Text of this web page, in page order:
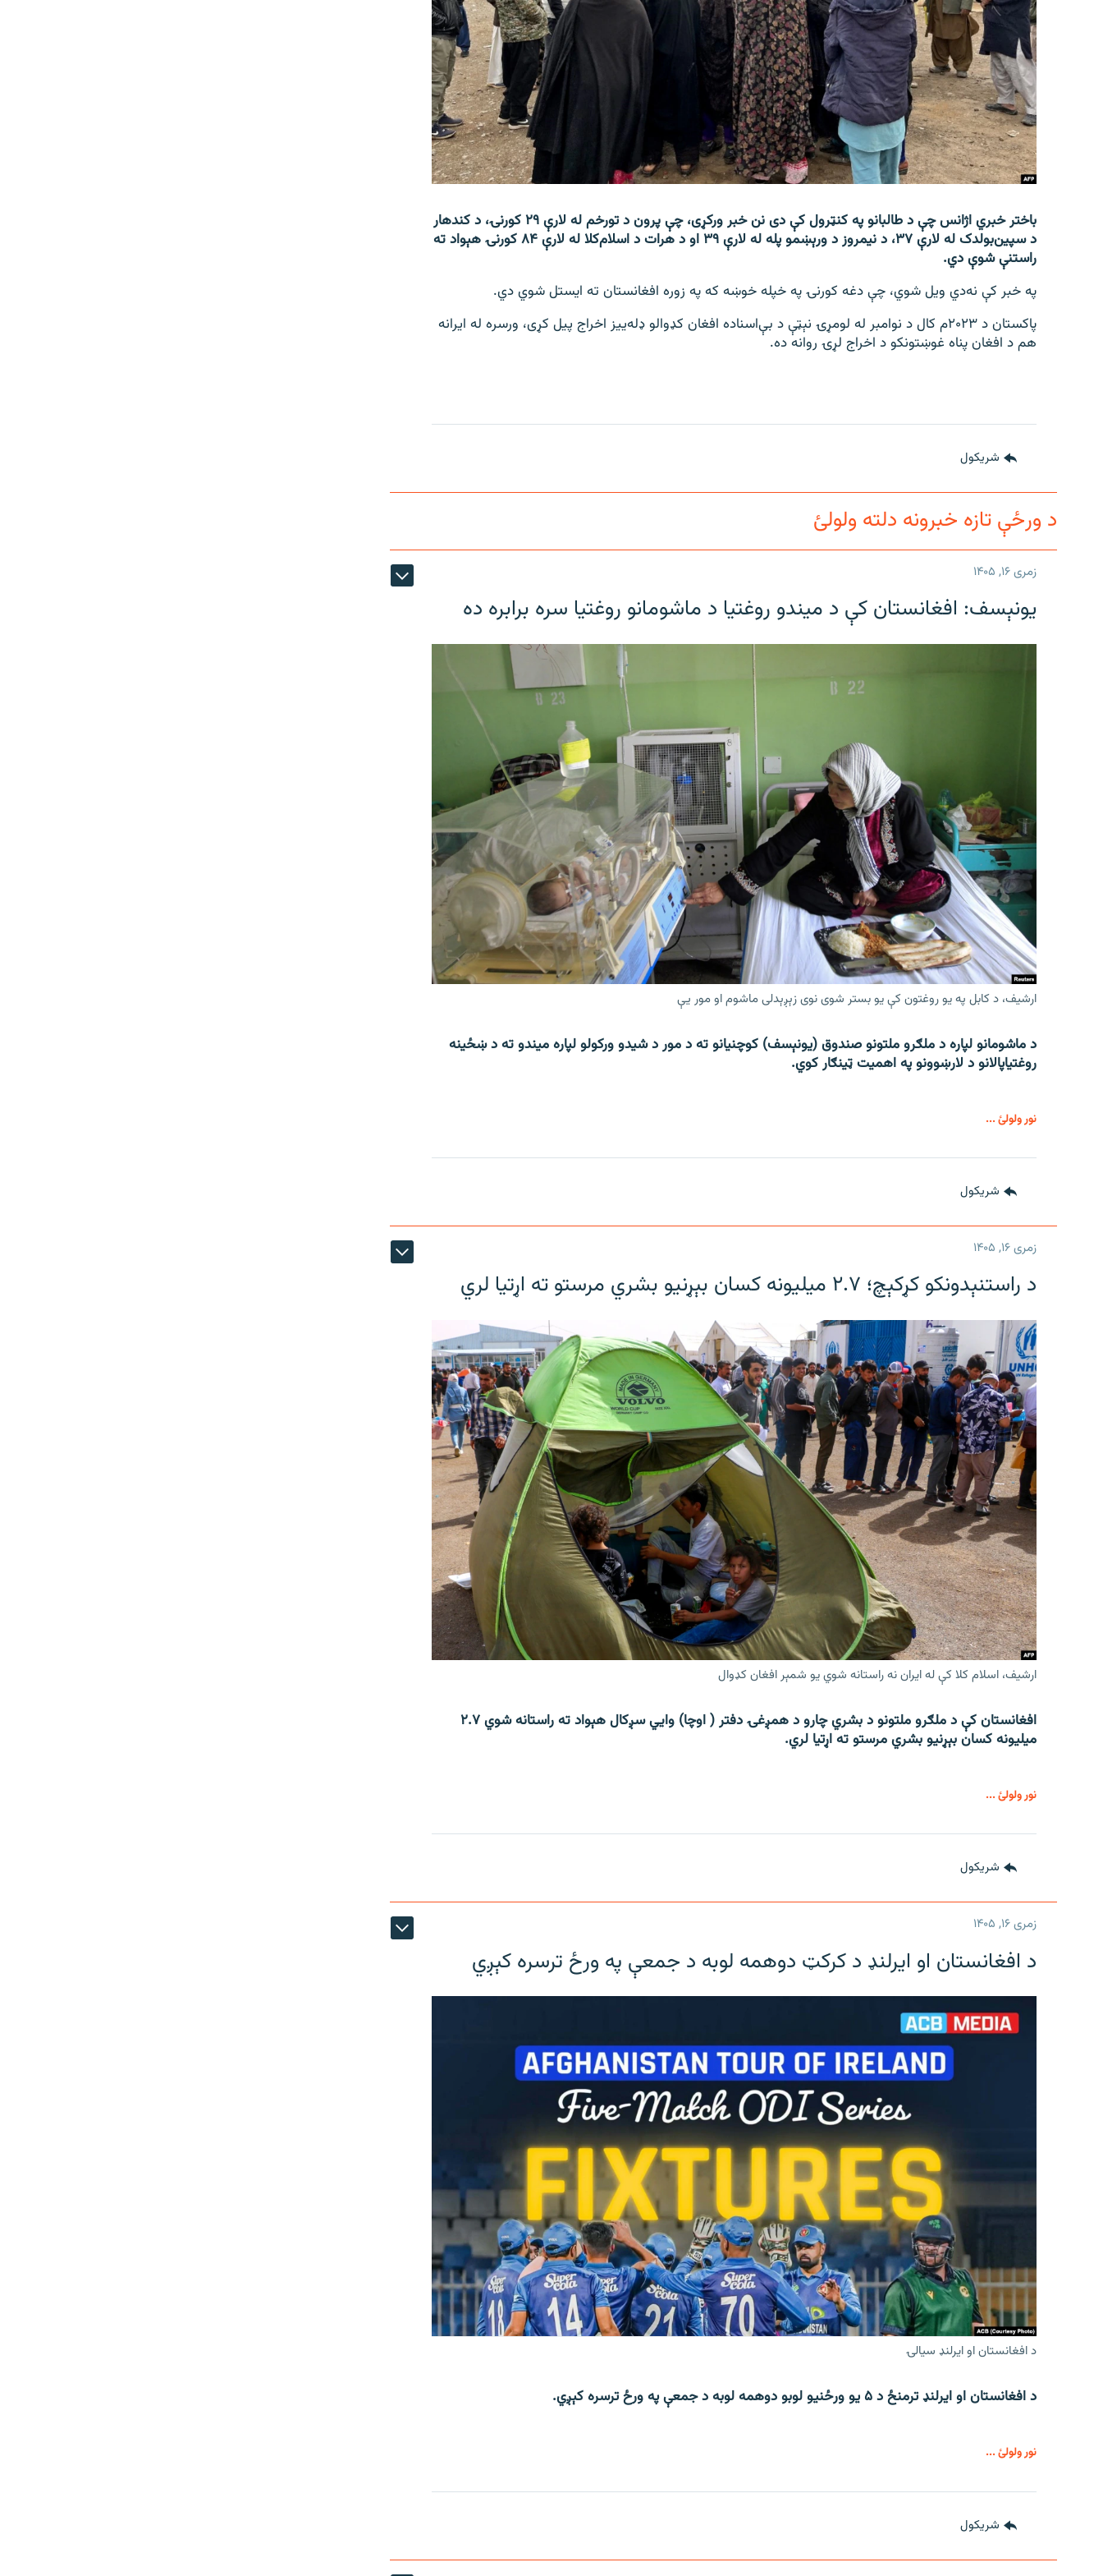
باختر خبري اژانس چې د طالبانو په کنټرول کې دی نن خبر ورکړی، چې پرون د تورخم له لارې ۲۹ کورنۍ، د کندهار
د سپین‌بولدک له لارې ۳۷، د نيمروز د ورېښمو پله له لارې ۳۹ او د هرات د اسلام‌کلا له لارې ۸۴ کورنۍ هېواد ته
راستنې شوې دي.
په خبر کې نه‌دي ویل شوي، چې دغه کورنۍ په خپله خوښه که په زوره افغانستان ته ایستل شوي دي.
پاکستان د ۲۰۲۳م کال د نوامبر له لومړۍ نېټې د بې‌اسناده افغان کډوالو ډله‌‌‌ییز اخراج پیل کړی، ورسره له ایرانه
هم د افغان پناه غوښتونکو د اخراج لړۍ روانه ده.
شريکول
د ورځې تازه خبرونه دلته ولولئ
زمری ۱۶, ۱۴۰۵
یونېسف: افغانستان کې د میندو روغتیا د ماشومانو روغتیا سره برابره ده
ارشیف، د کابل په یو روغتون کې یو بستر شوی نوی زېږېدلی ماشوم او مور یې
د ماشومانو لپاره د ملګرو ملتونو صندوق (یونېسف) کوچنیانو ته د مور د شیدو ورکولو لپاره میندو ته د ښځینه
روغتیاپالانو د لارښوونو په اهمیت ټینګار کوي.
نور ولولئ ...
شريکول
زمری ۱۶, ۱۴۰۵
د راستنېدونکو کړکېچ؛ ۲.۷ میلیونه کسان بېړنیو بشري مرستو ته اړتیا لري
ارشیف، اسلام کلا کې له ایران نه راستانه شوي یو شمېر افغان کډوال
افغانستان کې د ملګرو ملتونو د بشري چارو د همږغۍ دفتر ( اوچا) وايي سږکال هېواد ته راستانه شوي ۲.۷
میلیونه کسان بېړنیو بشري مرستو ته اړتیا لري.
نور ولولئ ...
شريکول
زمری ۱۶, ۱۴۰۵
د افغانستان او ایرلنډ د کرکټ دوهمه لوبه د جمعې په ورځ ترسره کېږي
د افغانستان او ایرلنډ سیالۍ
د افغانستان او ایرلنډ ترمنځ د ۵ یو ورځنیو لوبو دوهمه لوبه د جمعې په ورځ ترسره کېږي.
نور ولولئ ...
شريکول